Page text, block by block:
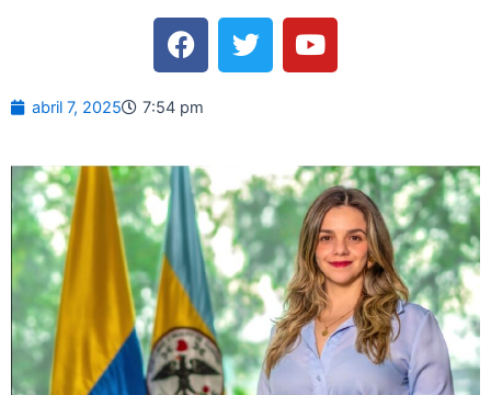
F
a
c
e
o
k
T
w
i
r
Y
o
u
e
abril 7, 2025 7:54 pm